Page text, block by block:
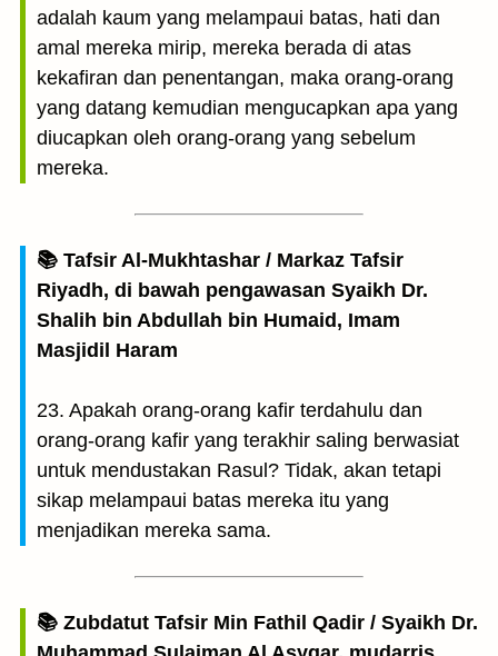
adalah kaum yang melampaui batas, hati dan
amal mereka mirip, mereka berada di atas
kekafiran dan penentangan, maka orang-orang
yang datang kemudian mengucapkan apa yang
diucapkan oleh orang-orang yang sebelum
mereka.
📚 Tafsir Al-Mukhtashar / Markaz Tafsir
Riyadh, di bawah pengawasan Syaikh Dr.
Shalih bin Abdullah bin Humaid, Imam
Masjidil Haram
23. Apakah orang-orang kafir terdahulu dan
orang-orang kafir yang terakhir saling berwasiat
untuk mendustakan Rasul? Tidak, akan tetapi
sikap melampaui batas mereka itu yang
menjadikan mereka sama.
📚 Zubdatut Tafsir Min Fathil Qadir / Syaikh Dr.